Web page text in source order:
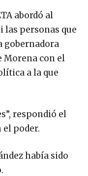
abordó al
personas que
gobernadora
Morena con el
a la que
respondió el
poder.
había sido